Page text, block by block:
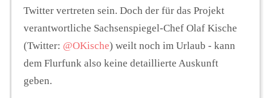
Twitter vertreten sein. Doch der für das Projekt
verantwortliche Sachsenspiegel-Chef Olaf Kische
(Twitter: @OKische) weilt noch im Urlaub - kann
dem Flurfunk also keine detaillierte Auskunft
geben.